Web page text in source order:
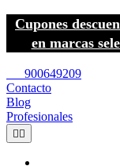
Cupones
en marcas
900649209
Contacto
Blog
Profesionales
 